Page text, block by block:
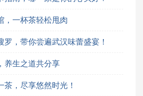
，一杯茶轻松甩肉
罗，带你尝遍武汉味蕾盛宴！
养生之道共分享
茶，尽享悠然时光！